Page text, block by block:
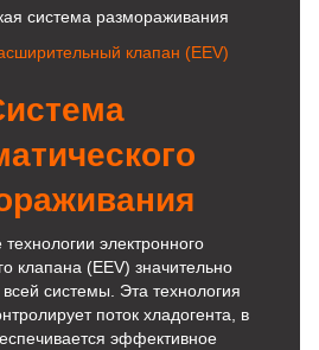
клапан (EEV)
электронного
клапана (EEV) значительно
системы. Эта технология
поток хладогента, в
эффективное